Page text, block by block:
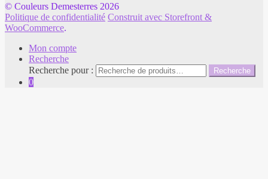
© Couleurs Demesterres 2026
Politique de confidentialité Construit avec Storefront &
WooCommerce.
Mon compte
Recherche
Recherche pour :
Recherche
0